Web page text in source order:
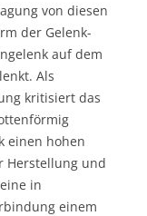
von diesen
der Gelenk-
auf dem
Als
kritisiert das
einen hohen
Herstellung und
in
einem